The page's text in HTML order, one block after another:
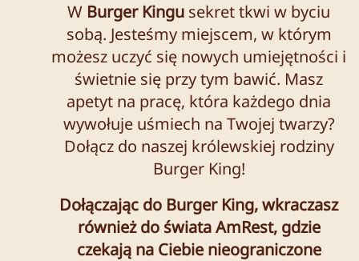
W Burger Kingu sekret tkwi w byciu
sobą. Jesteśmy miejscem, w którym
możesz uczyć się nowych umiejętności i
świetnie się przy tym bawić. Masz
apetyt na pracę, która każdego dnia
wywołuje uśmiech na Twojej twarzy?
Dołącz do naszej królewskiej rodziny
Burger King!
Dołączając do Burger King, wkraczasz
również do świata AmRest, gdzie
czekają na Ciebie nieograniczone